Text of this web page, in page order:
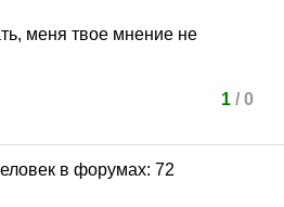
меня твое мнение не
1/ 0